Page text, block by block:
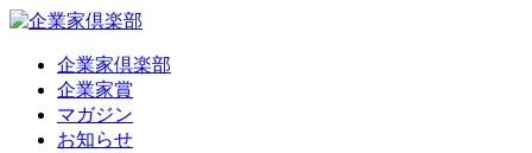
企業家倶楽部
企業家賞
マガジン
お知らせ